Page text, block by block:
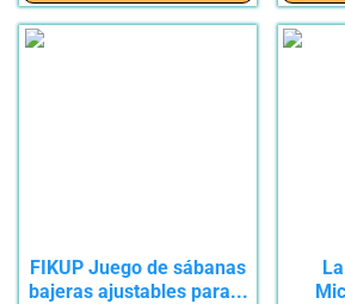
FIKUP Juego de sábanas
bajeras ajustables para...